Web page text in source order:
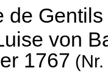
de
von
1767